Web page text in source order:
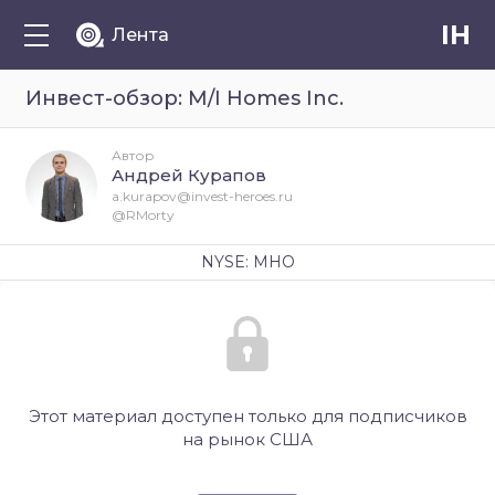
Лента IH
Инвест-обзор: M/I Homes Inc.
Этот материал доступен только для подписчиков
на рынок США
Автор
Андрей Курапов
a.kurapov@invest-heroes.ru
@RMorty
NYSE: MHO